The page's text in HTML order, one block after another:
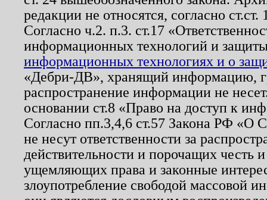
редакции не относятся, согласно
Согласно ч.2. п.3. ст.17
информационных технологий и
информационных технологиях и о
«Дебри-ДВ», хранящий информацию,
распространение информации не
основании ст.8 «Право на доступ к
Согласно пп.3,4,6 ст.57 Закона РФ «О
не несут ответственности за
действительности и порочащих честь
ущемляющих права и законные
злоупотребление свободой массовой